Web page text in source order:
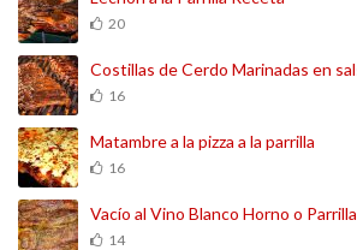
20
Costillas de Cerdo Marinadas en
16
Matambre a la pizza a la parrilla
16
Vacío al Vino Blanco Horno o
14